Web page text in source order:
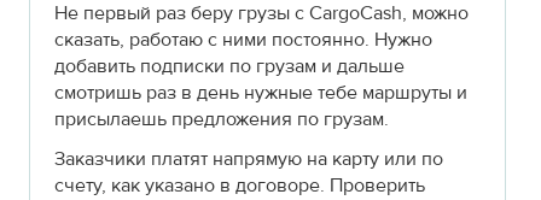
Не первый раз беру грузы с CargoCash, можно
сказать, работаю с ними постоянно. Нужно
добавить подписки по грузам и дальше
смотришь раз в день нужные тебе маршруты и
присылаешь предложения по грузам.
Заказчики платят напрямую на карту или по
счету, как указано в договоре. Проверить